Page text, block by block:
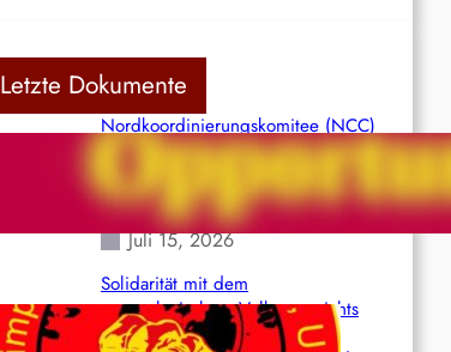
Letzte Dokumente
Nordkoordinierungskomitee (NCC)
der Kommunistischen Partei Indiens
(Maoistisch): Postmoderner
Opportunismus
Juli 15, 2026
Solidarität mit dem
venezolanischem Volk angesichts
der verlorenen Leben und der